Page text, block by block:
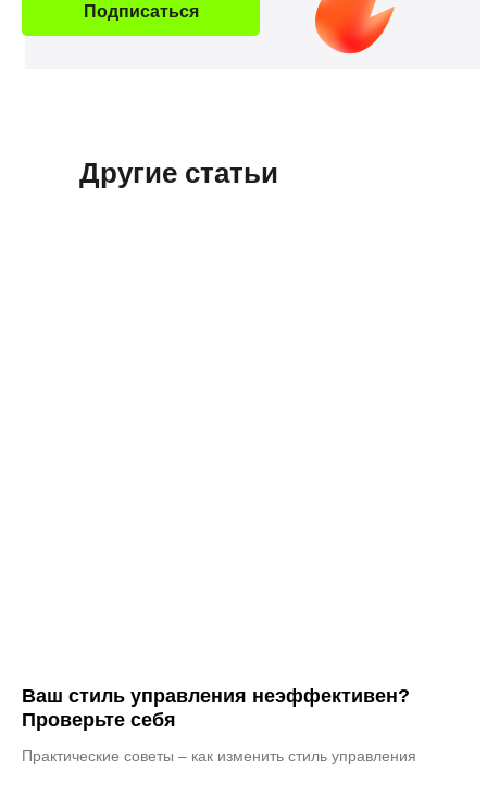
Подписаться
Другие статьи
Ваш стиль управления неэффективен?
Проверьте себя
Практические советы – как изменить стиль управления